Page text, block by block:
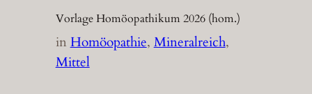
Vorlage Homöopathikum 2026 (hom.)
inHomöopathie, Mineralreich
Mittel